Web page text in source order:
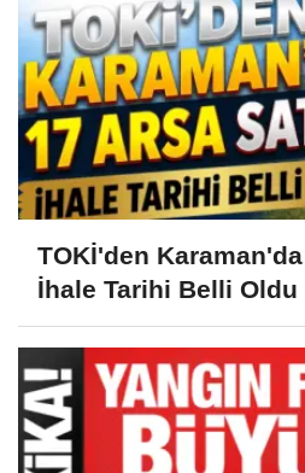
TOKİ'den Karaman'da
İhale Tarihi Belli Oldu